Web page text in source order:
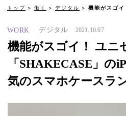
トップ 働く デジタル 機能がスゴ
WORK デジタル 2021.10.07
機能がスゴイ！ ユニ
「SHAKECASE」の
気のスマホケースラ